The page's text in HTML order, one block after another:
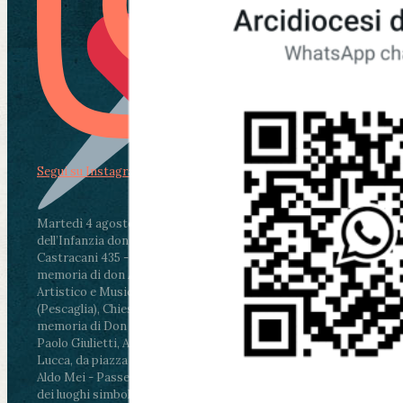
Martedì 4 agosto2026
ore 11:30 - Lucca, Scuola
dell’Infanzia don Aldo Mei - Viale Castruccio
Castracani 435 - Inaugurazione murales in
memoria di don Aldo Mei curato dal Liceo
Artistico e Musicale “Passaglia”
ore 18 - Fiano
(Pescaglia), Chiesa parrocchiale - Messa in
memoria di Don Aldo Mei celebrata da mons.
Paolo Giulietti, Arcivescovo di Lucca
ore 20.30 -
Lucca, da piazza San Michele al Cippo di don
Aldo Mei - Passeggiata della Memoria in alcuni
dei luoghi simbolo della città. Ritrovo alle ore
Segui su Instagram